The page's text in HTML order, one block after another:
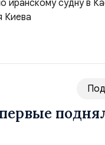
сторона